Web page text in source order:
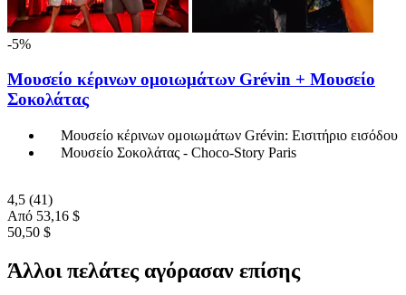
-5%
Μουσείο κέρινων ομοιωμάτων Grévin + Μουσείο
Σοκολάτας
Μουσείο κέρινων ομοιωμάτων Grévin: Εισιτήριο εισόδου
Μουσείο Σοκολάτας - Choco-Story Paris
4,5 (41)
Από 53,16 $
50,50 $
Άλλοι πελάτες αγόρασαν επίσης